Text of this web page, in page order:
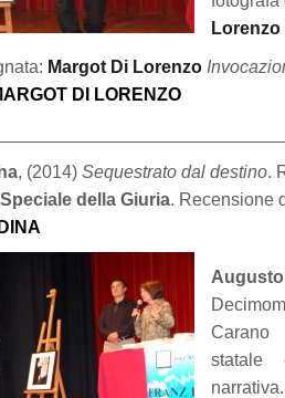
Lorenzo
Margot Di Lorenzo
DI LORENZO
, (2014) Sequestrato dal destino.
della Giuria. Recensione
narrativa.